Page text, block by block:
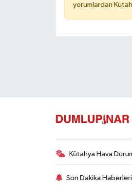
yorumlardan
Kütahya Hava
Son Dakika Haberleri